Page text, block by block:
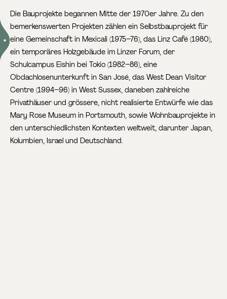
Die Bauprojekte begannen Mitte der 1970er Jahre. Zu den
bemerkenswerten Projekten zählen ein Selbstbauprojekt für
eine Gemeinschaft in Mexicali (1975–76), das Linz Café (1980),
ein temporäres Holzgebäude im Linzer Forum, der
Schulcampus Eishin bei Tokio (1982–86), eine
Obdachlosenunterkunft in San José, das West Dean Visitor
Centre (1994–96) in West Sussex, daneben zahlreiche
Privathäuser und grössere, nicht realisierte Entwürfe wie das
Mary Rose Museum in Portsmouth, sowie Wohnbauprojekte in
den unterschiedlichsten Kontexten weltweit, darunter Japan,
Kolumbien, Israel und Deutschland.